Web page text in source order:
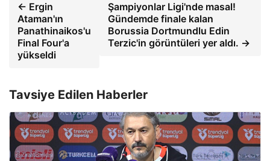
← Ergin
Ataman'ın
Panathinaikos'u
Final Four'a
yükseldi
Şampiyonlar Ligi'nde masal!
Gündemde finale kalan
Borussia Dortmundlu Edin
Terzic'in görüntüleri yer aldı. →
Tavsiye Edilen Haberler